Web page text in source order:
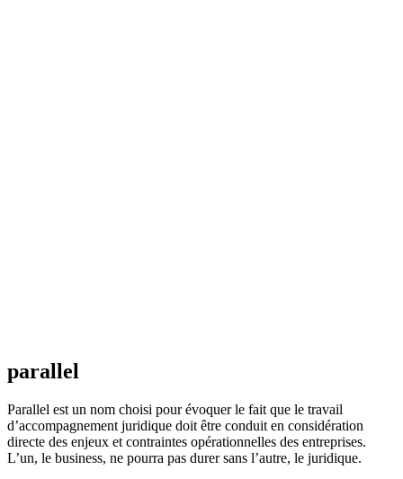
parallel
Parallel est un nom choisi pour évoquer le fait que le travail
d’accompagnement juridique doit être conduit en considération
directe des enjeux et contraintes opérationnelles des entreprises.
L’un, le business, ne pourra pas durer sans l’autre, le juridique.